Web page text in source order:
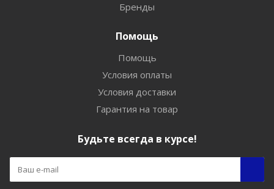
Бренды
Помощь
Помощь
Условия оплаты
Условия доставки
Гарантия на товар
Будьте всегда в курсе!